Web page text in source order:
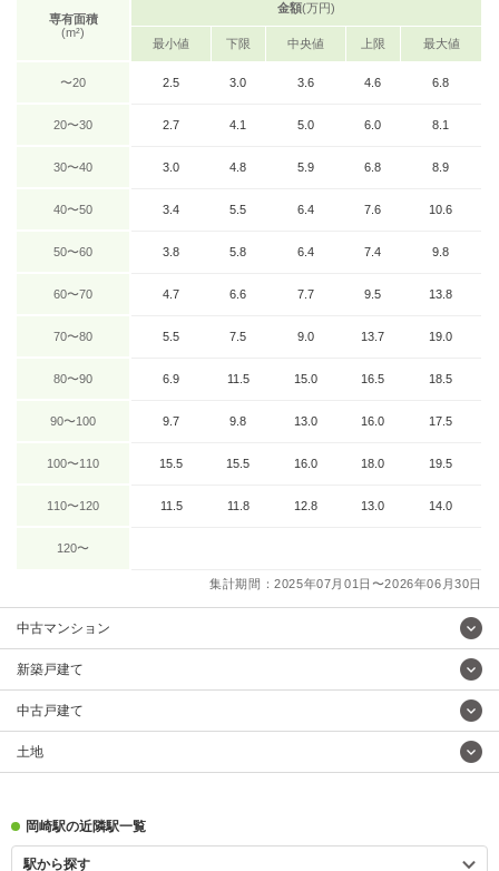
専有面積
(m²)
金額(万円)
最小値 下限 中央値 上限 最大値
〜20 2.5 3.0 3.6 4.6 6.8
20〜30 2.7 4.1 5.0 6.0 8.1
30〜40 3.0 4.8 5.9 6.8 8.9
40〜50 3.4 5.5 6.4 7.6 10.6
50〜60 3.8 5.8 6.4 7.4 9.8
60〜70 4.7 6.6 7.7 9.5 13.8
70〜80 5.5 7.5 9.0 13.7 19.0
80〜90 6.9 11.5 15.0 16.5 18.5
90〜100 9.7 9.8 13.0 16.0 17.5
100〜110 15.5 15.5 16.0 18.0 19.5
110〜120 11.5 11.8 12.8 13.0 14.0
120〜
集計期間：2025年07月01日〜2026年06月30日
中古マンション
新築戸建て
中古戸建て
土地
岡崎駅の近隣駅一覧
駅から探す